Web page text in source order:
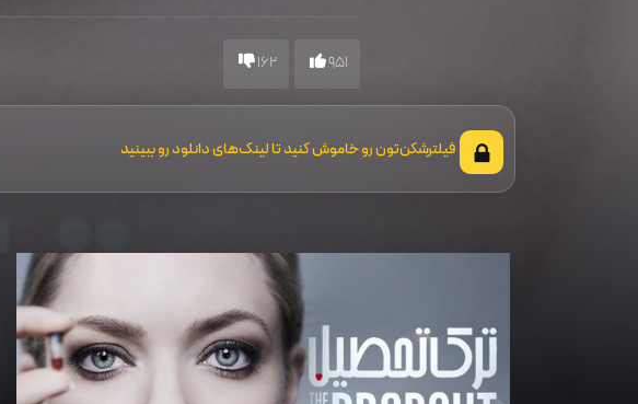
951
162
فیلترشکن‌تون رو خاموش کنید تا لینک‌های دانلود رو ببینید